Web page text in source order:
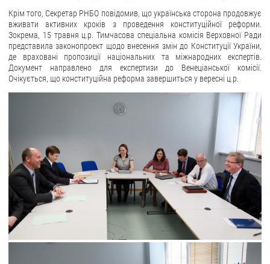
Крім того, Секретар РНБО повідомив, що українська сторона продовжує
вживати активних кроків з проведення конституційної реформи.
Зокрема, 15 травня ц.р. Тимчасова спеціальна комісія Верховної Ради
представила законопроект щодо внесення змін до Конституції України,
де враховані пропозиції національних та міжнародних експертів.
Документ направлено для експертизи до Венеціанської комісії.
Очікується, що конституційна реформа завершиться у вересні ц.р.